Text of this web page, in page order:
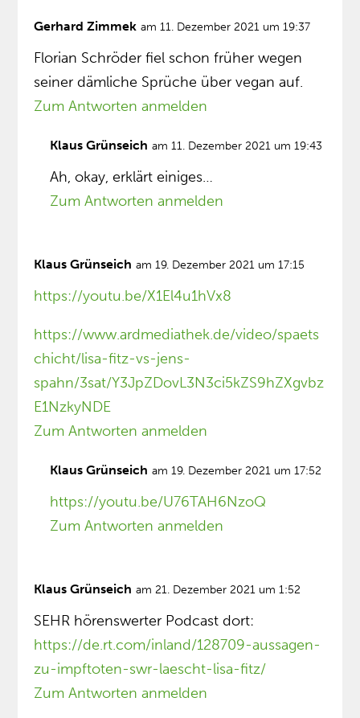
Gerhard Zimmek am 11. Dezember 2021 um 19:37
Florian Schröder fiel schon früher wegen
seiner dämliche Sprüche über vegan auf.
Zum Antworten anmelden
Klaus Grünseich am 11. Dezember 2021 um 19:43
Ah, okay, erklärt einiges…
Zum Antworten anmelden
Klaus Grünseich am 19. Dezember 2021 um 17:15
https://youtu.be/X1El4u1hVx8
https://www.ardmediathek.de/video/spaets
chicht/lisa-fitz-vs-jens-
spahn/3sat/Y3JpZDovL3N3ci5kZS9hZXgvbz
E1NzkyNDE
Zum Antworten anmelden
Klaus Grünseich am 19. Dezember 2021 um 17:52
https://youtu.be/U76TAH6NzoQ
Zum Antworten anmelden
Klaus Grünseich am 21. Dezember 2021 um 1:52
SEHR hörenswerter Podcast dort:
https://de.rt.com/inland/128709-aussagen-
zu-impftoten-swr-laescht-lisa-fitz/
Zum Antworten anmelden